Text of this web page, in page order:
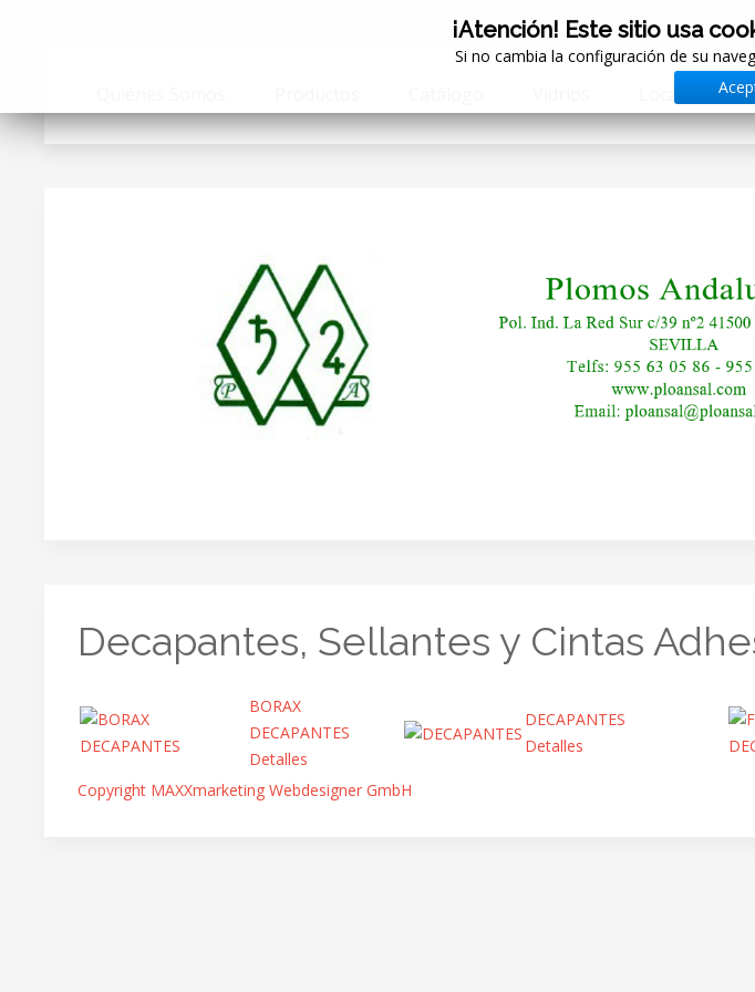
Localización
Decapantes, Sellantes y Cintas
BORAX
DECAPANTES
Detalles
DECAPANTES
Detalles
Copyright MAXXmarketing Webdesigner GmbH
¡Atención! Este sitio usa
Si no cambia la configuración de su